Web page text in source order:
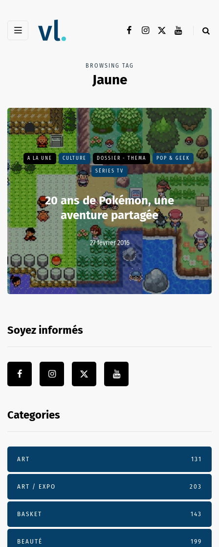
BROWSING TAG
Jaune
A LA UNE CULTURE DOSSIER - THEMA POP & GEEK
SÉRIES TV
20 ans de Pokémon, une
aventure partagée
27 février 2016
Soyez informés
Categories
ART 131
ART / EXPO 203
BASKET 143
BEAUTÉ 199